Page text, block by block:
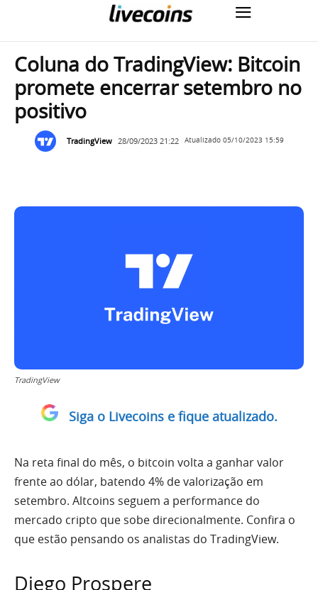
Coluna do TradingView: Bitcoin
promete encerrar setembro no
positivo
TradingView 28/09/2023 21:22 Atualizado 05/10/2023 15:59
TradingView
Siga o Livecoins e fique atualizado.
Na reta final do mês, o bitcoin volta a ganhar valor
frente ao dólar, batendo 4% de valorização em
setembro. Altcoins seguem a performance do
mercado cripto que sobe direcionalmente. Confira o
que estão pensando os analistas do TradingView.
Diego Prospere